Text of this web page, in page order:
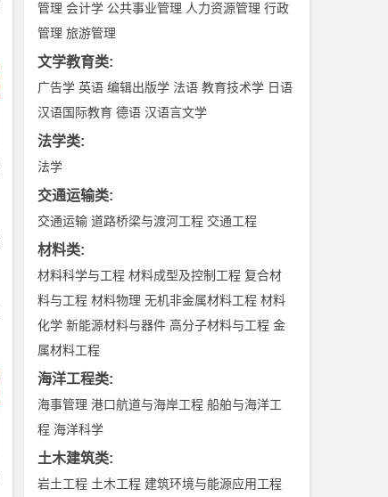
管理 会计学 公共事业管理 人力资源管理 行政
管理 旅游管理
文学教育类:
广告学 英语 编辑出版学 法语 教育技术学 日语
汉语国际教育 德语 汉语言文学
法学类:
法学
交通运输类:
交通运输 道路桥梁与渡河工程 交通工程
材料类:
材料科学与工程 材料成型及控制工程 复合材
料与工程 材料物理 无机非金属材料工程 材料
化学 新能源材料与器件 高分子材料与工程 金
属材料工程
海洋工程类:
海事管理 港口航道与海岸工程 船舶与海洋工
程 海洋科学
土木建筑类:
岩土工程 土木工程 建筑环境与能源应用工程